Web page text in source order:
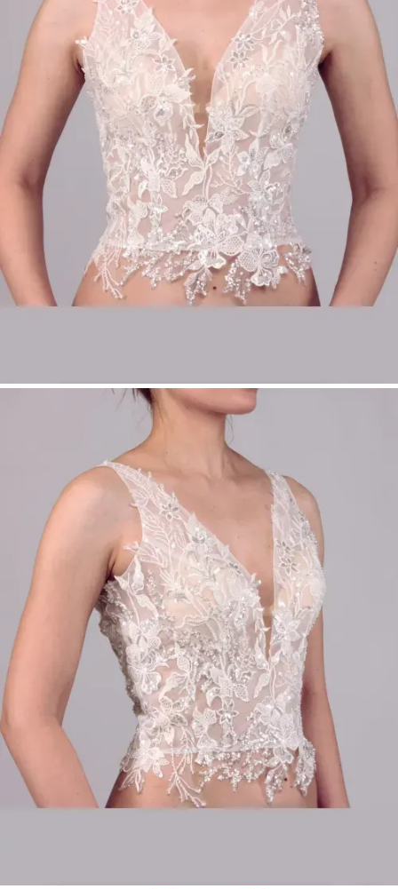
Motiven
Breite Träger für Komfort und Stabilität
Femininer tiefer V-Ausschnitt
Farbe: Ivory
Größen: 34–54
Perfekt für modulare Bridalwear
Produktart:
Make Up – Top
Bridal Fashion Düsseldorf | Spitzen Braut Top |
Braut Top mit breiten Trägern | Modular
Bridalwear